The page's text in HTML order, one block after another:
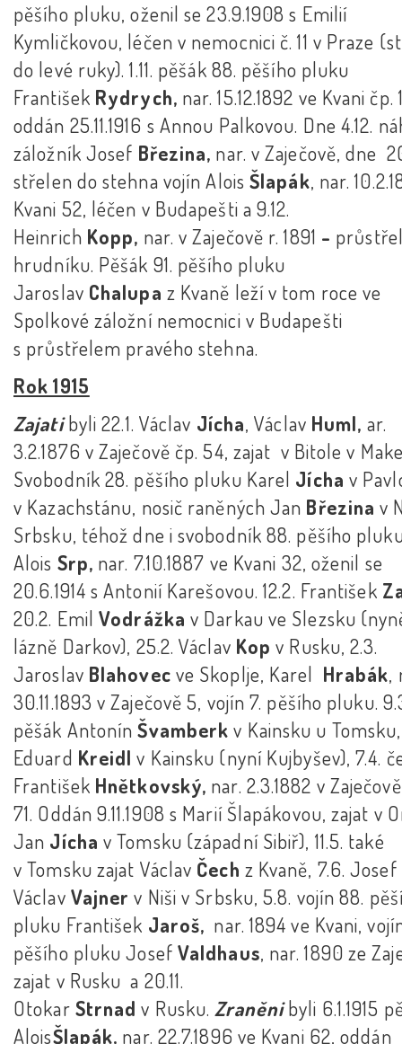
pěšího pluku, oženil se 23.9.1908 s Emilií
Kymličkovou, léčen v nemocnici č. 11 v Praze
do levé ruky). 1.11. pěšák 88. pěšího pluku
František Rydrych, nar. 15.12.1892 ve Kvani čp.
oddán 25.11.1916 s Annou Palkovou. Dne 4.12.
záložník Josef Březina, nar. v Zaječově, dne
střelen do stehna vojín Alois Šlapák, nar.
Kvani 52, léčen v Budapešti a 9.12.
Heinrich Kopp, nar. v Zaječově r. 1891 -
hrudníku. Pěšák 91. pěšího pluku
Jaroslav Chalupa z Kvaně leží v tom roce ve
Spolkové záložní nemocnici v Budapešti
s průstřelem pravého stehna.
Rok 1915
Zajatibyli 22.1. Václav Jícha, Václav Huml, ar.
3.2.1876 v Zaječově čp. 54, zajat v Bitole v
Svobodník 28. pěšího pluku Karel Jícha v
v Kazachstánu, nosič raněných Jan Březinav
Srbsku, téhož dne i svobodník 88. pěšího
Alois Srp, nar. 7.10.1887 ve Kvani 32, oženil se
20.6.1914 s Antonií Karešovou. 12.2. František
20.2. EmilVodrážka v Darkau ve Slezsku
lázně Darkov), 25.2. Václav Kopv Rusku, 2.3.
Jaroslav Blahovec ve Skoplje, Karel Hrabák,
30.11.1893 v Zaječově 5, vojín 7. pěšího pluku.
pěšák AntonínŠvamberkv Kainsku u Tomsku,
Eduard Kreidlv Kainsku (nyní Kujbyšev), 7.4.
František Hnětkovský, nar. 2.3.1882 v
71. Oddán 9.11.1908 s Marií Šlapákovou, zajat v
Jan Jíchav Tomsku (západní Sibiř), 11.5. také
v Tomsku zajat Václav Čech z Kvaně, 7.6. Josef
Václav Vajnerv Niši v Srbsku, 5.8. vojín 88.
pluku František Jaroš, nar. 1894 ve Kvani,
pěšího pluku Josef Valdhaus, nar. 1890 ze
zajat v Rusku a 20.11.
Otokar Strnad v Rusku.Zraněnibyli 6.1.1915
AloisŠlapák, nar. 22.7.1896 ve Kvani 62, oddán